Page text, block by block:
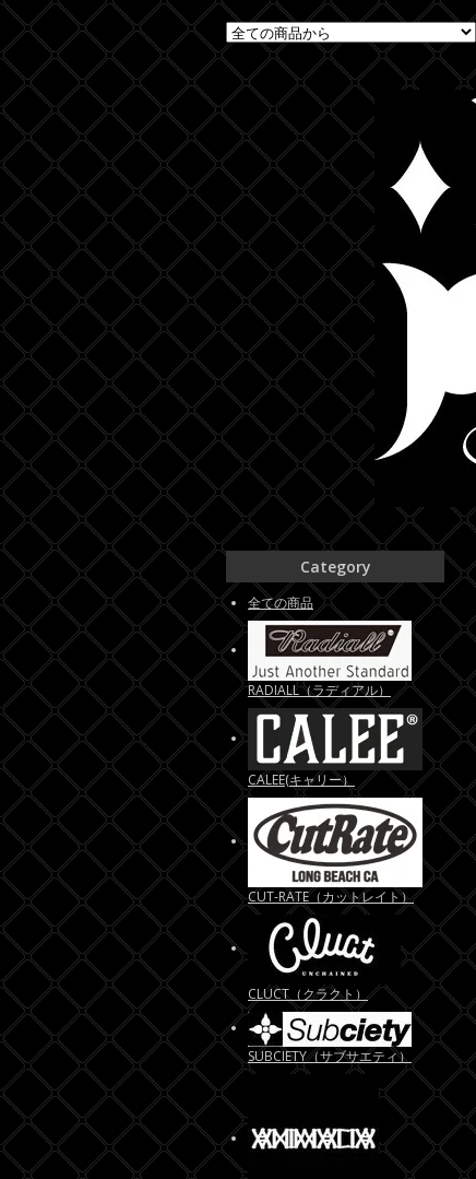
Category
全ての商品
RADIALL（ラディアル）
CALEE(キャリー）
CUT-RATE（カットレイト）
CLUCT（クラクト）
SUBCIETY（サブサエティ）